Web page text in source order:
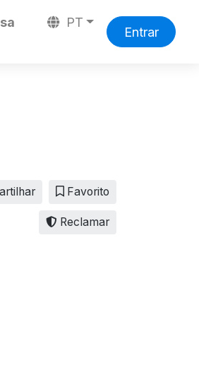
PT
Entrar
Favorito
Reclamar